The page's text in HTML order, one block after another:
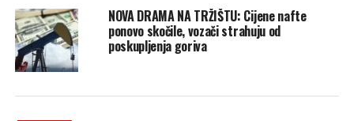
NOVA DRAMA NA TRŽIŠTU: Cijene nafte
ponovo skočile, vozači strahuju od
poskupljenja goriva